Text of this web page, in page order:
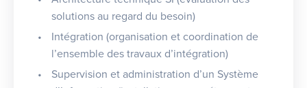
solutions au regard du besoin)
Intégration (organisation et coordination de
l’ensemble des travaux d’intégration)
Supervision et administration d’un Système